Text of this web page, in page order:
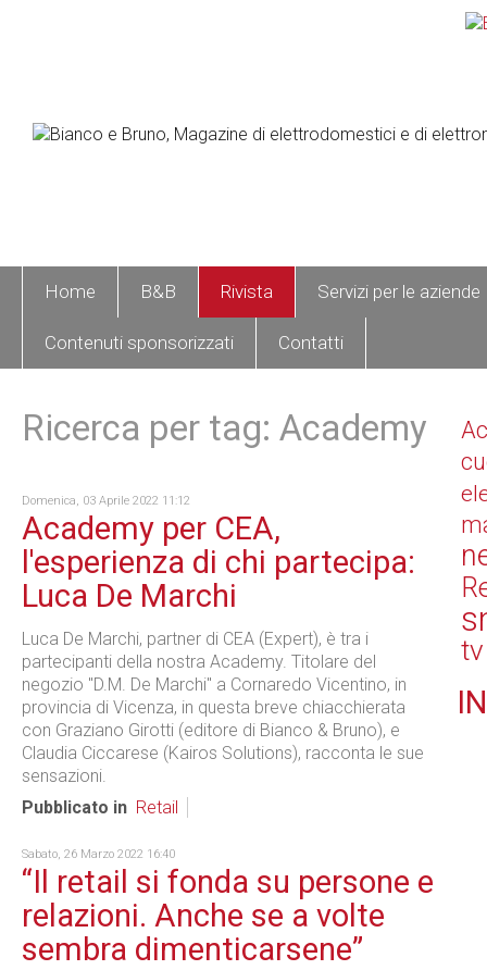
Home B&B Rivista Servizi per le aziende
Contenuti sponsorizzati Contatti
Ricerca per tag: Academy
Domenica, 03 Aprile 2022 11:12
Academy per CEA,
l'esperienza di chi partecipa:
Luca De Marchi
Luca De Marchi, partner di CEA (Expert), è tra i
partecipanti della nostra Academy. Titolare del
negozio "D.M. De Marchi" a Cornaredo Vicentino, in
provincia di Vicenza, in questa breve chiacchierata
con Graziano Girotti (editore di Bianco & Bruno), e
Claudia Ciccarese (Kairos Solutions), racconta le sue
sensazioni.
Pubblicato in Retail
Sabato, 26 Marzo 2022 16:40
“Il retail si fonda su persone e
relazioni. Anche se a volte
sembra dimenticarsene”
tv
IN